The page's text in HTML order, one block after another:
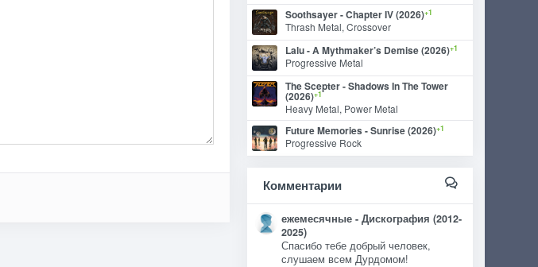
Soothsayer - Chapter IV (2026)+1
Thrash Metal, Crossover
Lalu - A Mythmaker’s Demise (2026)+1
Progressive Metal
The Scepter - Shadows In The Tower
(2026)+1
Heavy Metal, Power Metal
Future Memories - Sunrise (2026)+1
Progressive Rock
Комментарии
ежемесячные - Дискография (2012-
2025)
Спасибо тебе добрый человек,
слушаем всем Дурдомом!